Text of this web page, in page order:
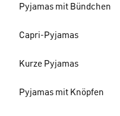
Pyjamas mit Bündchen
Capri-Pyjamas
Kurze Pyjamas
Pyjamas mit Knöpfen